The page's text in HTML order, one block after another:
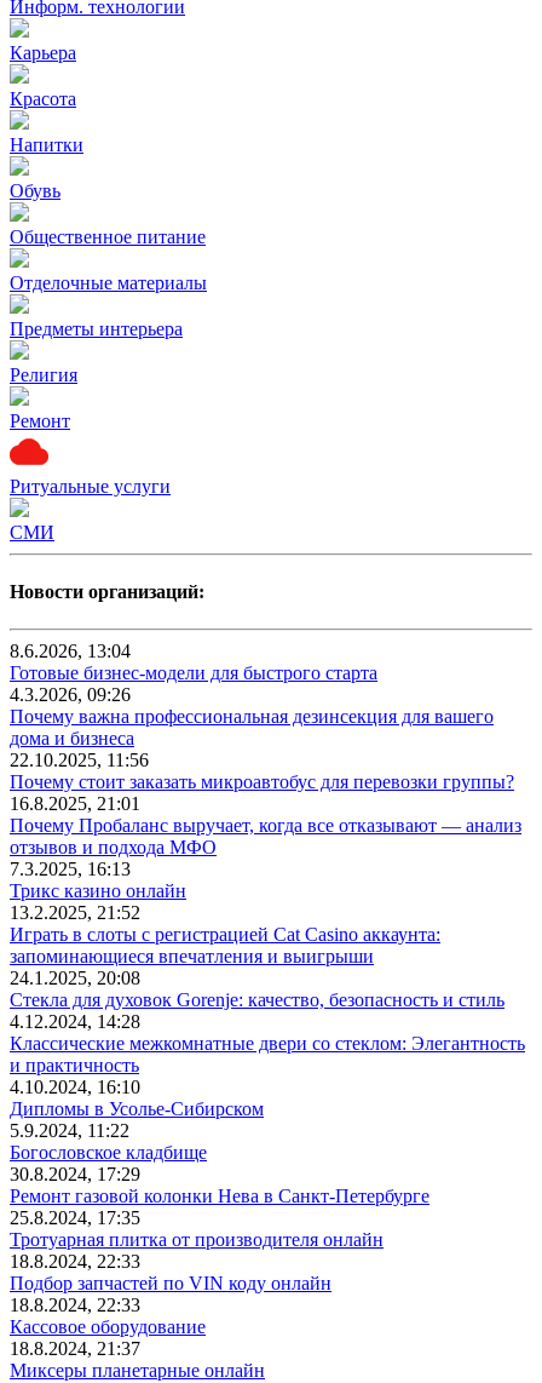
Информ. технологии
Карьера
Красота
Напитки
Обувь
Общественное питание
Отделочные материалы
Предметы интерьера
Религия
Ремонт
Ритуальные услуги
СМИ
Новости организаций:
8.6.2026, 13:04
Готовые бизнес-модели для быстрого старта
4.3.2026, 09:26
Почему важна профессиональная дезинсекция для вашего
дома и бизнеса
22.10.2025, 11:56
Почему стоит заказать микроавтобус для перевозки группы?
16.8.2025, 21:01
Почему Пробаланс выручает, когда все отказывают — анализ
отзывов и подхода МФО
7.3.2025, 16:13
Трикс казино онлайн
13.2.2025, 21:52
Играть в слоты с регистрацией Cat Casino аккаунта:
запоминающиеся впечатления и выигрыши
24.1.2025, 20:08
Стекла для духовок Gorenje: качество, безопасность и стиль
4.12.2024, 14:28
Классические межкомнатные двери со стеклом: Элегантность
и практичность
4.10.2024, 16:10
Дипломы в Усолье-Сибирском
5.9.2024, 11:22
Богословское кладбище
30.8.2024, 17:29
Ремонт газовой колонки Нева в Санкт-Петербурге
25.8.2024, 17:35
Тротуарная плитка от производителя онлайн
18.8.2024, 22:33
Подбор запчастей по VIN коду онлайн
18.8.2024, 22:33
Кассовое оборудование
18.8.2024, 21:37
Миксеры планетарные онлайн